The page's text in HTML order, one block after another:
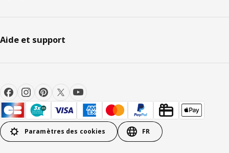
Aide et support
Paramètres des cookies FR